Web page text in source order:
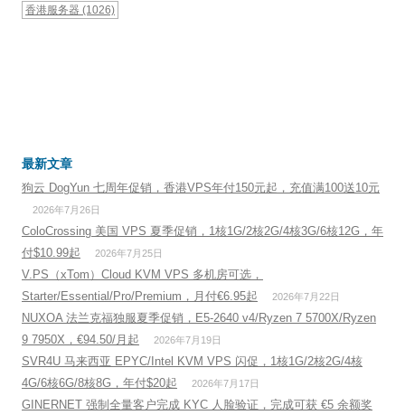
香港服务器 (1026)
最新文章
狗云 DogYun 七周年促销，香港VPS年付150元起，充值满100送10元
2026年7月26日
ColoCrossing 美国 VPS 夏季促销，1核1G/2核2G/4核3G/6核12G，年
付$10.99起
2026年7月25日
V.PS（xTom）Cloud KVM VPS 多机房可选，
Starter/Essential/Pro/Premium，月付€6.95起
2026年7月22日
NUXOA 法兰克福独服夏季促销，E5-2640 v4/Ryzen 7 5700X/Ryzen
9 7950X，€94.50/月起
2026年7月19日
SVR4U 马来西亚 EPYC/Intel KVM VPS 闪促，1核1G/2核2G/4核
4G/6核6G/8核8G，年付$20起
2026年7月17日
GINERNET 强制全量客户完成 KYC 人脸验证，完成可获 €5 余额奖